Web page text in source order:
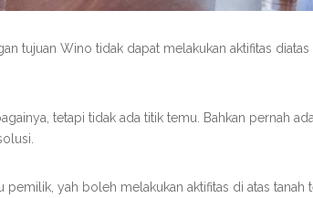
tujuan Wino tidak dapat melakukan aktifitas diatas
tetapi tidak ada titik temu. Bahkan pernah
yah boleh melakukan aktifitas di atas tanah